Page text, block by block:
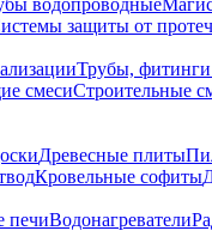
водопроводные
защиты от
Трубы,
смесиСтроительные
Древесные плиты
Кровельные софиты
печиВодонагреватели